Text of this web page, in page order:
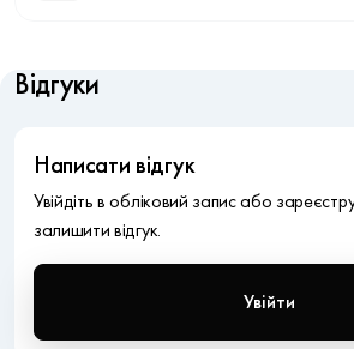
Відгуки
Написати відгук
Увійдіть в обліковий запис або
залишити відгук.
Увійти